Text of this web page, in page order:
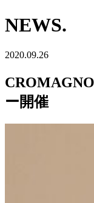
NEWS.
2020.09.26
ー開催